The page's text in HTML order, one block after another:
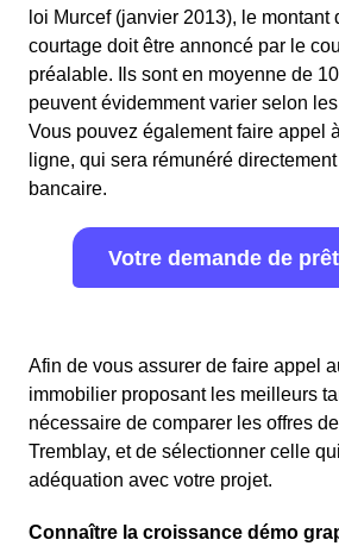
loi Murcef (janvier 2013), le montant
courtage doit être annoncé par le
préalable. Ils sont en moyenne de
peuvent évidemment varier selon
Vous pouvez également faire appel
ligne, qui sera rémunéré
bancaire.
Votre demande de
Afin de vous assurer de faire appel
immobilier proposant les meilleurs
nécessaire de comparer les offres
Tremblay, et de sélectionner celle
adéquation avec votre projet.
Connaître la croissance démo